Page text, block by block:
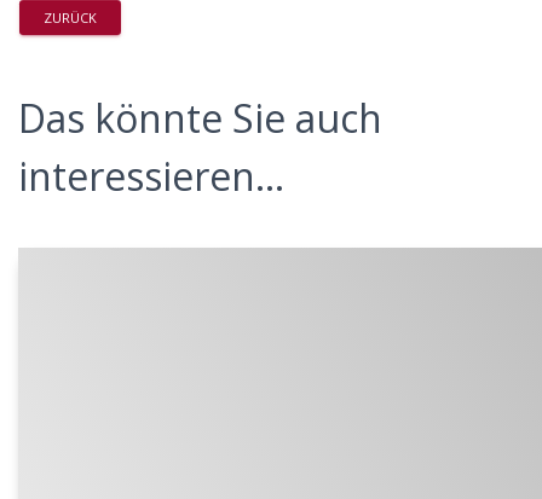
ZURÜCK
Das könnte Sie auch
interessieren...